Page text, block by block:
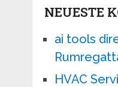
NEUESTE
ai tools
HVAC